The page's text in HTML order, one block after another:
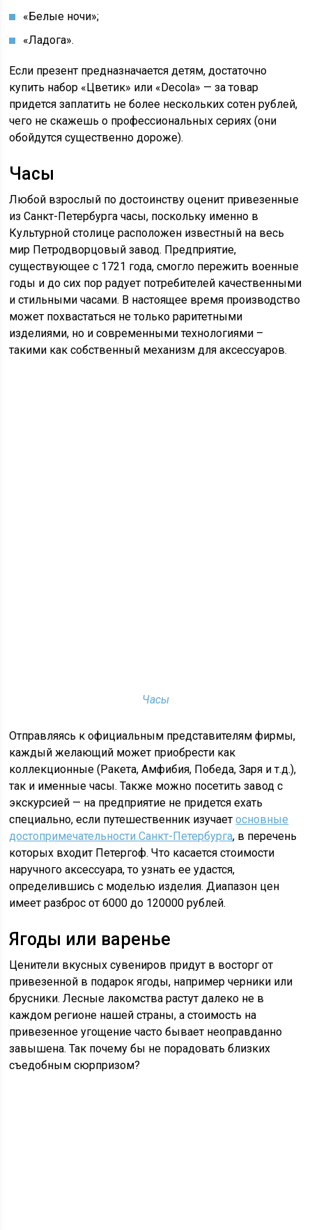
«Белые ночи»;
«Ладога».
Если презент предназначается детям, достаточно
купить набор «Цветик» или «Decola» — за товар
придется заплатить не более нескольких сотен рублей,
чего не скажешь о профессиональных сериях (они
обойдутся существенно дороже).
Часы
Любой взрослый по достоинству оценит привезенные
из Санкт-Петербурга часы, поскольку именно в
Культурной столице расположен известный на весь
мир Петродворцовый завод. Предприятие,
существующее с 1721 года, смогло пережить военные
годы и до сих пор радует потребителей качественными
и стильными часами. В настоящее время производство
может похвастаться не только раритетными
изделиями, но и современными технологиями –
такими как собственный механизм для аксессуаров.
Часы
Отправляясь к официальным представителям фирмы,
каждый желающий может приобрести как
коллекционные (Ракета, Амфибия, Победа, Заря и т.д.),
так и именные часы. Также можно посетить завод с
экскурсией — на предприятие не придется ехать
специально, если путешественник изучаетосновные
достопримечательности Санкт-Петербурга, в перечень
которых входит Петергоф. Что касается стоимости
наручного аксессуара, то узнать ее удастся,
определившись с моделью изделия. Диапазон цен
имеет разброс от 6000 до 120000 рублей.
Ягоды или варенье
Ценители вкусных сувениров придут в восторг от
привезенной в подарок ягоды, например черники или
брусники. Лесные лакомства растут далеко не в
каждом регионе нашей страны, а стоимость на
привезенное угощение часто бывает неоправданно
завышена. Так почему бы не порадовать близких
съедобным сюрпризом?